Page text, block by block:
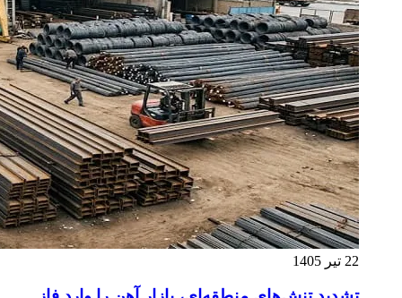
22 تیر 1405